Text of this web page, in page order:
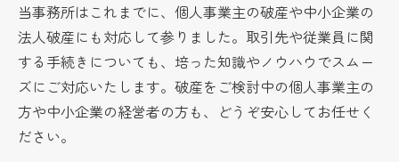
当事務所はこれまでに、個人事業主の破産や中小企業の
法人破産にも対応して参りました。取引先や従業員に関
する手続きについても、培った知識やノウハウでスムー
ズにご対応いたします。破産をご検討中の個人事業主の
方や中小企業の経営者の方も、どうぞ安心してお任せく
ださい。